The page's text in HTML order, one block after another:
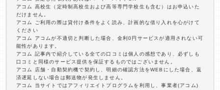
アコム 高校生（定時制高校生および高等専門学校生も含む）はお申込いた
だけません。
アコム ご利用の際は貸付け条件をよく読み、計画的な借り入れを心がけて
ください
アコム アコムが不適切と判断した場合、金利0円サービスが適用されない可
能性があります。
アコム 記事内で紹介している全ての口コミは個人の感想であり、必ずしも
口コミと同様のサービス提供を保証するものではございません。
アコム 店舗・自動契約機で契約し、明細の確認方法をWEBにした場合、返
済遅延しない場合は郵送物が発生しません。
アコム 当サイトではアフィリエイトプログラムを利用し、事業者(アコム)